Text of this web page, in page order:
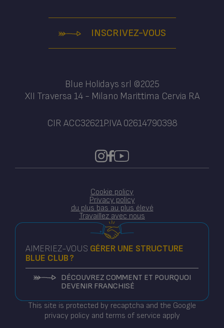
Blue Holidays srl ©2025
XII Traversa 14 - Milano Marittima Cervia RA
CIR ACC32621P.IVA 02614790398
INSCRIVEZ-VOUS
This site is protected by recaptcha and the Google
privacy policy and terms of service apply
Cookie policy
Privacy policy
du plus bas au plus élevé
Travaillez avec nous
AIMERIEZ-VOUS GÉRER UNE STRUCTURE
BLUE CLUB ?
DÉCOUVREZ COMMENT ET POURQUOI
DEVENIR FRANCHISÉ